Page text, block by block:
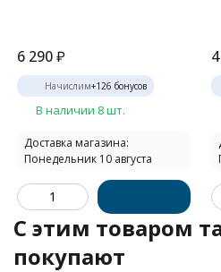
6 290₽
Начислим+126 бонусов
В наличии 8 шт.
Доставка магазина:
Понедельник 10 августа
C этим товаром
покупают